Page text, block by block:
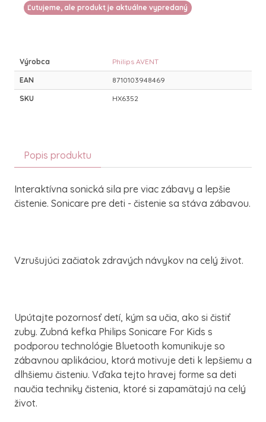
Ľutujeme, ale produkt je aktuálne vypredaný
Výrobca Philips AVENT
EAN 8710103948469
SKU HX6352
Popis produktu
Interaktívna sonická sila pre viac zábavy a lepšie
čistenie. Sonicare pre deti - čistenie sa stáva zábavou.
Vzrušujúci začiatok zdravých návykov na celý život.
Upútajte pozornosť detí, kým sa učia, ako si čistiť
zuby. Zubná kefka Philips Sonicare For Kids s
podporou technológie Bluetooth komunikuje so
zábavnou aplikáciou, ktorá motivuje deti k lepšiemu a
dlhšiemu čisteniu. Vďaka tejto hravej forme sa deti
naučia techniky čistenia, ktoré si zapamätajú na celý
život.